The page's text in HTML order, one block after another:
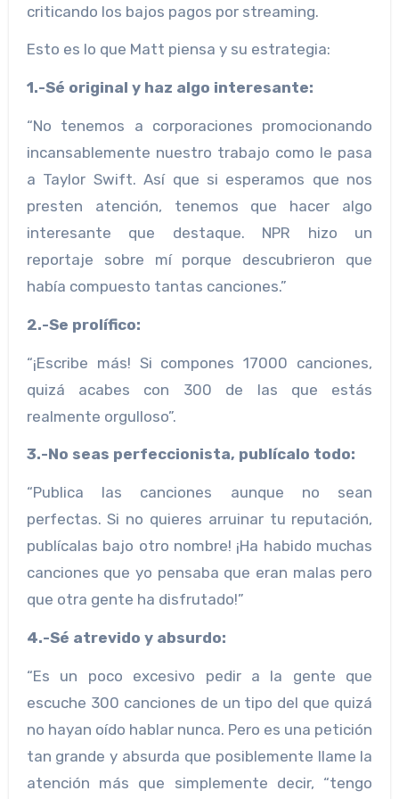
criticando los bajos pagos por streaming.
Esto es lo que Matt piensa y su estrategia:
1.-Sé original y haz algo interesante:
“No tenemos a corporaciones promocionando
incansablemente nuestro trabajo como le pasa
a Taylor Swift. Así que si esperamos que nos
presten atención, tenemos que hacer algo
interesante que destaque. NPR hizo un
reportaje sobre mí porque descubrieron que
había compuesto tantas canciones.”
2.-Se prolífico:
“¡Escribe más! Si compones 17000 canciones,
quizá acabes con 300 de las que estás
realmente orgulloso”.
3.-No seas perfeccionista, publícalo todo:
“Publica las canciones aunque no sean
perfectas. Si no quieres arruinar tu reputación,
publícalas bajo otro nombre! ¡Ha habido muchas
canciones que yo pensaba que eran malas pero
que otra gente ha disfrutado!”
4.-Sé atrevido y absurdo:
“Es un poco excesivo pedir a la gente que
escuche 300 canciones de un tipo del que quizá
no hayan oído hablar nunca. Pero es una petición
tan grande y absurda que posiblemente llame la
atención más que simplemente decir, “tengo